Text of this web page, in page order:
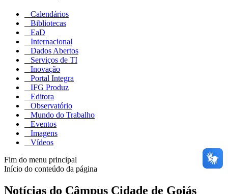
Calendários
Bibliotecas
EaD
Internacional
Dados Abertos
Serviços de TI
Inovação
Portal Integra
IFG Produz
Editora
Observatório
Mundo do Trabalho
Eventos
Imagens
Vídeos
Fim do menu principal
Início do conteúdo da página
Notícias do Câmpus Cidade de Goiás